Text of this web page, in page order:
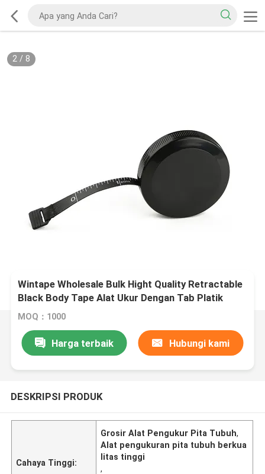
2/ 8
Wintape Wholesale Bulk Hight Quality Retractable
Black Body Tape Alat Ukur Dengan Tab Platik
Untuk Hadiah Promosi
MOQ：1000
Harga terbaik Hubungi kami
DESKRIPSI PRODUK
Cahaya Tinggi:
Grosir Alat Pengukur Pita Tubuh,
Alat pengukuran pita tubuh berkua
litas tinggi
,